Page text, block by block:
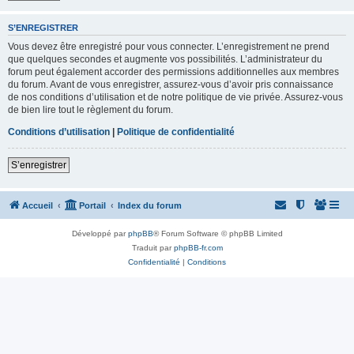
S’ENREGISTRER
Vous devez être enregistré pour vous connecter. L’enregistrement ne prend
que quelques secondes et augmente vos possibilités. L’administrateur du
forum peut également accorder des permissions additionnelles aux membres
du forum. Avant de vous enregistrer, assurez-vous d’avoir pris connaissance
de nos conditions d’utilisation et de notre politique de vie privée. Assurez-vous
de bien lire tout le règlement du forum.
Conditions d’utilisation | Politique de confidentialité
S’enregistrer
Accueil Portail Index du forum
Développé parphpBB® Forum Software © phpBB Limited
Traduit parphpBB-fr.com
Confidentialité | Conditions